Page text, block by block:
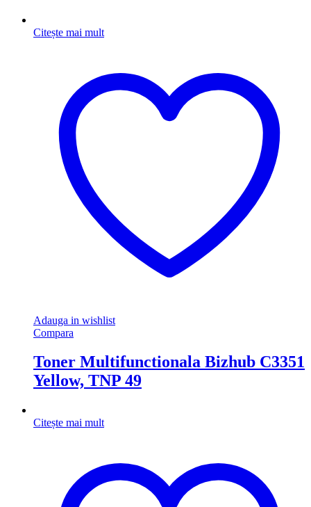
Citește mai mult
Adauga in wishlist
Compara
Toner Multifunctionala Bizhub C3351
Yellow, TNP 49
Citește mai mult